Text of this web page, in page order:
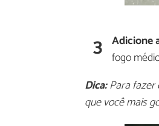
3 Adicione
fogo
Dica:Para fazer
que você mais